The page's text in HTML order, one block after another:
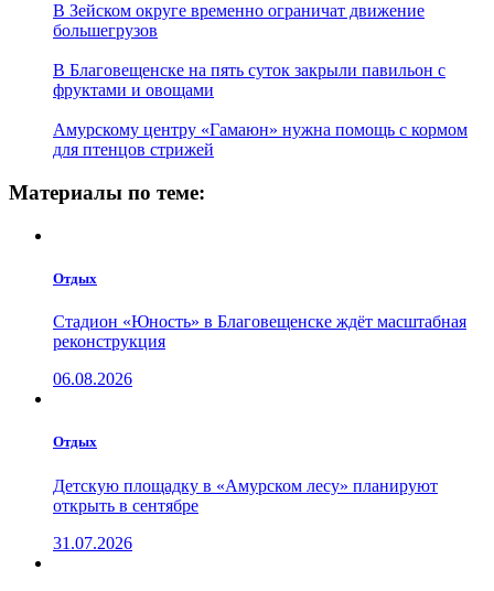
В Зейском округе временно ограничат движение
большегрузов
В Благовещенске на пять суток закрыли павильон с
фруктами и овощами
Амурскому центру «Гамаюн» нужна помощь с кормом
для птенцов стрижей
Материалы по теме:
Отдых
Стадион «Юность» в Благовещенске ждёт масштабная
реконструкция
06.08.2026
Отдых
Детскую площадку в «Амурском лесу» планируют
открыть в сентябре
31.07.2026